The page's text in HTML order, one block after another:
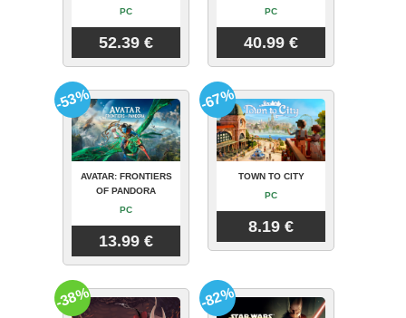
PC
52.39 €
PC
40.99 €
AVATAR: FRONTIERS
OF PANDORA
PC
13.99 €
-53%
TOWN TO CITY
PC
8.19 €
-67%
-38% -82%